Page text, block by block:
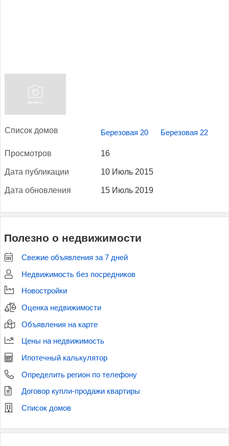
Спи­сок до­мов Березовая 20 Березовая 22
Прос­мотров 16
Да­та пуб­ли­кации 10 Июль 2015
Да­та об­новле­ния 15 Июль 2019
Полезно о недвижимости
Свежие объявления за 7 дней
Недвижимость без посредников
Новостройки
Оценка недвижимости
Объявления на карте
Цены на недвижимость
Ипотечный калькулятор
Определить регион по телефону
Договор купли-продажи квартиры
Список домов